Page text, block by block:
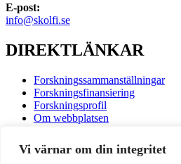
Vi värnar om din integritet
E-post:
info@skolfi.se
DIREKTLÄNKAR
Forskningssammanställningar
Forskningsfinansiering
Forskningsprofil
Om webbplatsen
Skolforskningsportalen